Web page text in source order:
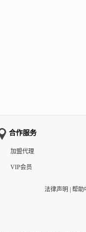
合作服务
加盟代理
VIP会员
法律声明 帮助